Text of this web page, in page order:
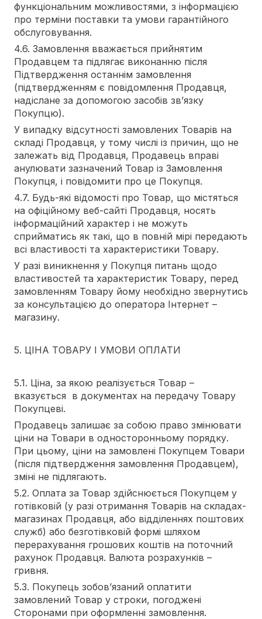
функціональним можливостями, з інформацією
про терміни поставки та умови гарантійного
обслуговування.
4.6. Замовлення вважається прийнятим
Продавцем та підлягає виконанню після
Підтвердження останнім замовлення
(підтвердженням є повідомлення Продавця,
надіслане за допомогою засобів зв’язку
Покупцю).
У випадку відсутності замовлених Товарів на
складі Продавця, у тому числі із причин, що не
залежать від Продавця, Продавець вправі
анулювати зазначений Товар із Замовлення
Покупця, і повідомити про це Покупця.
4.7. Будь-які відомості про Товар, що містяться
на офіційному веб-сайті Продавця, носять
інформаційний характер і не можуть
сприйматись як такі, що в повній мірі передають
всі властивості та характеристики Товару.
У разі виникнення у Покупця питань щодо
властивостей та характеристик Товару, перед
замовленням Товару йому необхідно звернутись
за консультацією до оператора Інтернет –
магазину.
5. ЦІНА ТОВАРУ І УМОВИ ОПЛАТИ
5.1. Ціна, за якою реалізується Товар –
вказується в документах на передачу Товару
Покупцеві.
Продавець залишає за собою право змінювати
ціни на Товари в односторонньому порядку.
При цьому, ціни на замовлені Покупцем Товари
(після підтвердження замовлення Продавцем),
зміні не підлягають.
5.2. Оплата за Товар здійснюється Покупцем у
готівковій (у разі отримання Товарів на складах-
магазинах Продавця, або відділеннях поштових
служб) або безготівковій формі шляхом
перерахування грошових коштів на поточний
рахунок Продавця. Валюта розрахунків –
гривня.
5.3. Покупець зобов’язаний оплатити
замовлений Товар у строки, погоджені
Сторонами при оформленні замовлення.